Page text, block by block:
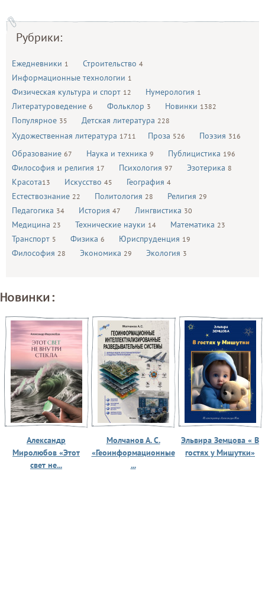
Рубрики:
Ежедневники 1 Строительство 4
Информационные технологии 1
Физическая культура и спорт 12 Нумерология 1
Литературоведение 6 Фольклор 3 Новинки 1382
Популярное 35 Детская литература 228
Художественная литература 1711 Проза 526 Поэзия 316
Образование 67 Наука и техника 9 Публицистика 196
Философия и религия 17 Психология 97 Эзотерика 8
Красота13 Искусство 45 География 4
Естествознание 22 Политология 28 Религия 29
Педагогика 34 История 47 Лингвистика 30
Медицина 23 Технические науки 14 Математика 23
Транспорт 5 Физика 6 Юриспруденция 19
Философия 28 Экономика 29 Экология 3
Новинки:
Александр
Миролюбов «Этот
свет не...
Молчанов А. С.
«Геоинформационные
...
Эльвира Земцова « В
гостях у Мишутки»